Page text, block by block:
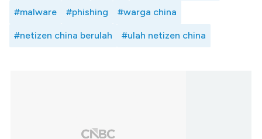
#malware #phishing #warga china
#netizen china berulah #ulah netizen china